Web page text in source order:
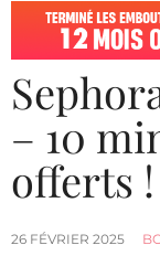
– 10
offerts !
26 FÉVRIER 2025